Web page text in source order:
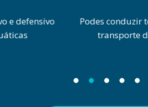
Podes conduzir todo tipo de
transporte de passageiros